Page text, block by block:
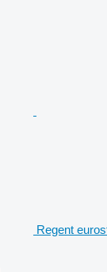
Regent